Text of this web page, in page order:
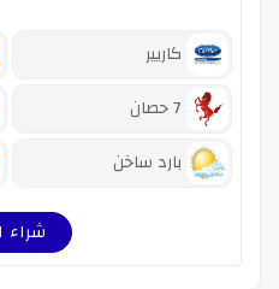
كاريير
بارد ساخن
شراء